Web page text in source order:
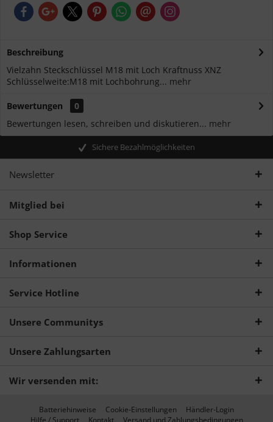
Beschreibung
Vielzahn Steckschlüssel M18 mit Loch Kraftnuss XNZ
Schlüsselweite:M18 mit Lochbohrung... mehr
Bewertungen
0
Bewertungen lesen, schreiben und diskutieren... mehr
Sichere Bezahlmöglichkeiten
Newsletter
Mitglied bei
Shop Service
Informationen
Service Hotline
Unsere Communitys
Unsere Zahlungsarten
Wir versenden mit:
Batteriehinweise Cookie-Einstellungen
Händler-Login
Hilfe / Support
Kontakt Versand und Zahlungsbedingungen